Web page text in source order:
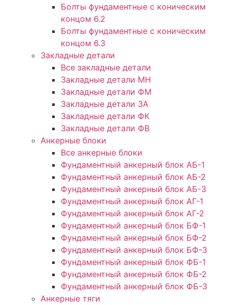
Болты фундаментные с коническим
концом 6.2
Болты фундаментные с коническим
концом 6.3
Закладные детали
Все закладные детали
Закладные детали МН
Закладные детали ФМ
Закладные детали ЗА
Закладные детали ФК
Закладные детали ФВ
Анкерные блоки
Все анкерные блоки
Фундаментный анкерный блок АБ-1
Фундаментный анкерный блок АБ-2
Фундаментный анкерный блок АБ-3
Фундаментный анкерный блок АГ-1
Фундаментный анкерный блок АГ-2
Фундаментный анкерный блок БФ-1
Фундаментный анкерный блок БФ-2
Фундаментный анкерный блок БФ-3
Фундаментный анкерный блок ФБ-1
Фундаментный анкерный блок ФБ-2
Фундаментный анкерный блок ФБ-3
Анкерные тяги